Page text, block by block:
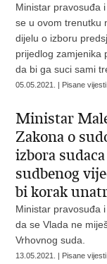
Ministar pravosuđa
se u ovom trenutku
dijelu o izboru
prijedlog zamjenika
da bi ga suci sami
05.05.2021. | Pisane vijesti
Ministar
Zakona o
izbora
sudbenog
bi korak
Ministar pravosuđa
da se Vlada ne
Vrhovnog suda.
13.05.2021. | Pisane vijesti